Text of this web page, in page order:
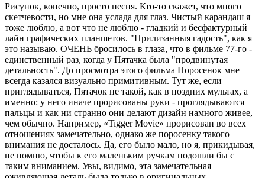
Рисунок, конечно, просто песня. Кто-то скажет, что много
скетчевости, но мне она услада для глаз. Чистый карандаш я
тоже люблю, а вот что не люблю - гладкий и бесфактурный
лайн графических планшетов. "Прилизанныя гадость", как я
это называю. ОЧЕНЬ бросилось в глаза, что в фильме 77-го -
единственный раз, когда у Пятачка была "продвинутая
детальность". До просмотра этого фильма Поросенок мне
всегда казался визуально примитивным. Тут же, если
приглядываться, Пятачок не такой, как в поздних мультах, а
именно: у него иначе прорисованы руки - проглядываются
пальцы и как ни странно они делают дизайн намного живее,
чем обычно. Например, «Tigger Movie» прорисован во всех
отношениях замечательно, однако же поросенку такого
внимания не досталось. Да, его было мало, но я, прикидывая,
не помню, чтобы к его маленьким ручкам подошли бы с
таким вниманием. Увы, видимо, эта замечательная